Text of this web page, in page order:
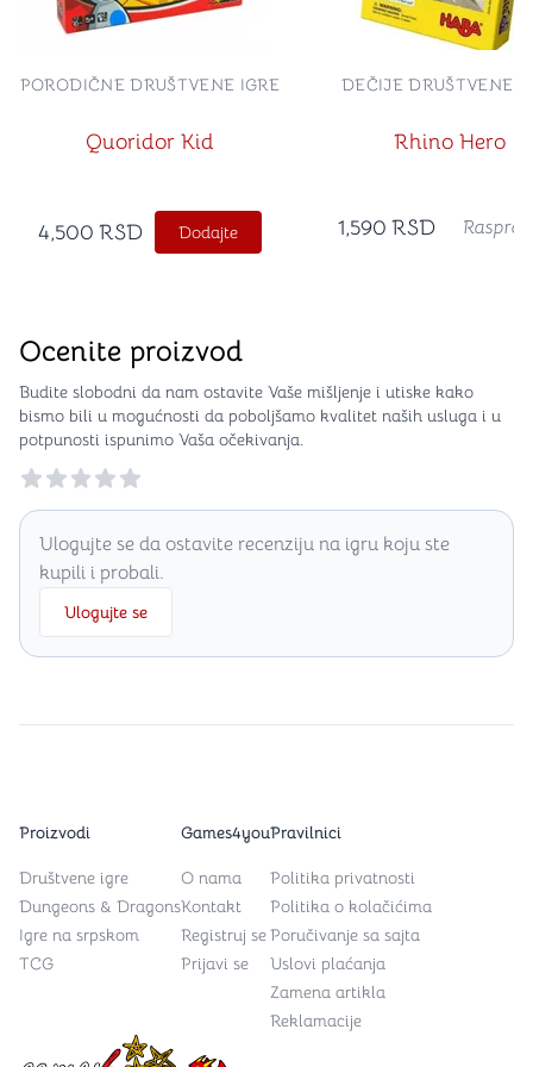
Quoridor Kid
PORODIČNE DRUŠTVENE IGRE
4,500 RSD Dodajte
Rhino Hero
DEČIJE DRUŠTVENE
1,590 RSD
Ocenite proizvod
Budite slobodni da nam ostavite Vaše mišljenje i utiske kako
bismo bili u mogućnosti da poboljšamo kvalitet naših usluga i u
potpunosti ispunimo Vaša očekivanja.
Reviews
Ulogujte se da ostavite recenziju na igru koju ste
kupili i probali.
Ulogujte se
Games4you logo
Proizvodi
Društvene igre
Dungeons & Dragons
Igre na srpskom
TCG
Games4you
O nama
Kontakt
Registruj se
Prijavi se
Pravilnici
Politika privatnosti
Politika o kolačićima
Poručivanje sa sajta
Uslovi plaćanja
Zamena artikla
Reklamacije